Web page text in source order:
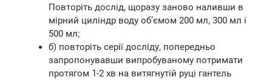
Повторіть дослід, щоразу заново наливши в
мірний циліндр воду об’ємом 200 мл, 300 мл і
500 мл;
б) повторіть серії досліду, попередньо
запропонувавши випробуваному потримати
протягом 1-2 хв на витягнутій руці гантель